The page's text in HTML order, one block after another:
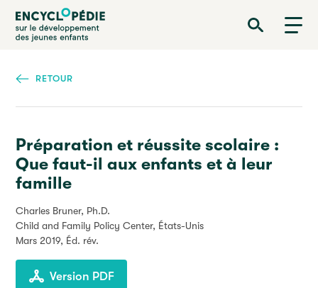
Aller
contenu
Encyclopédie sur le développement des jeunes enfants
RETOUR
Préparation et réussite scolaire :
Que faut-il aux enfants et à leur
famille
Charles Bruner, Ph.D.
Child and Family Policy Center, États-Unis
Mars 2019, Éd. rév.
Version PDF